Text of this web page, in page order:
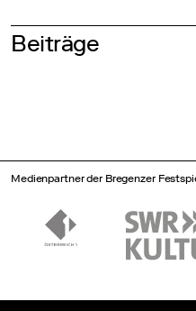
Beiträge
Medienpartner der Bregenzer